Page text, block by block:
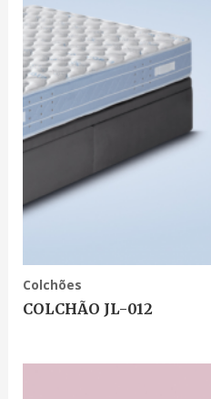
Colchões
COLCHÃO JL-012